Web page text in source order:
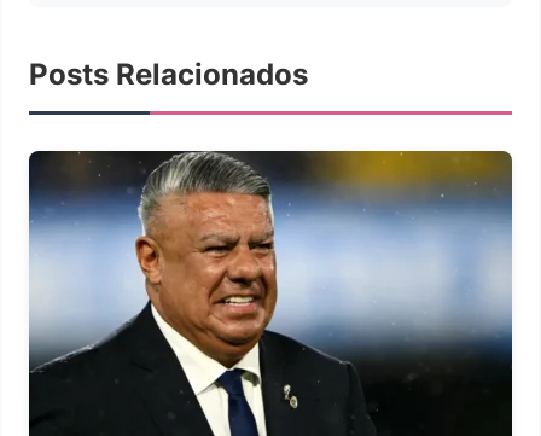
Posts Relacionados